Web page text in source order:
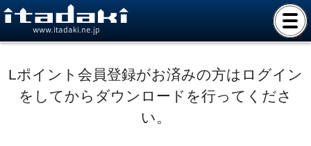
www.itadaki.ne.jp
Lポイント会員登録がお済みの方はログイン
をしてからダウンロードを行ってくださ
い。